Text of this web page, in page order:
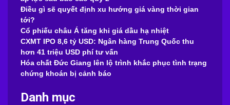
Điều gì sẽ quyết định xu hướng giá vàng thời gian
tới?
Cổ phiếu châu Á tăng khi giá dầu hạ nhiệt
CXMT IPO 8,6 tỷ USD: Ngân hàng Trung Quốc thu
hơn 41 triệu USD phí tư vấn
Hóa chất Đức Giang lên lộ trình khắc phục tình trạng
chứng khoán bị cảnh báo
Danh mục